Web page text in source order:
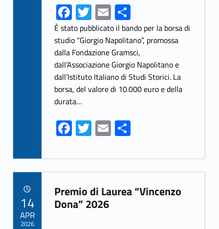
Fa
ce
b
o
o
k
T
w
itt
er
E
m
ai
l
S
h
ar
e
È stato pubblicato il bando per la borsa di
studio “Giorgio Napolitano”, promossa
dalla Fondazione Gramsci,
dall’Associazione Giorgio Napolitano e
dall’Istituto Italiano di Studi Storici. La
borsa, del valore di 10.000 euro e della
durata…
Fa
ce
b
o
o
k
T
w
itt
er
E
m
ai
l
S
ar
e
Link identifier archive #link-archive-31942
Premio di Laurea “Vincenzo
Dona” 2026
14
APR
2026